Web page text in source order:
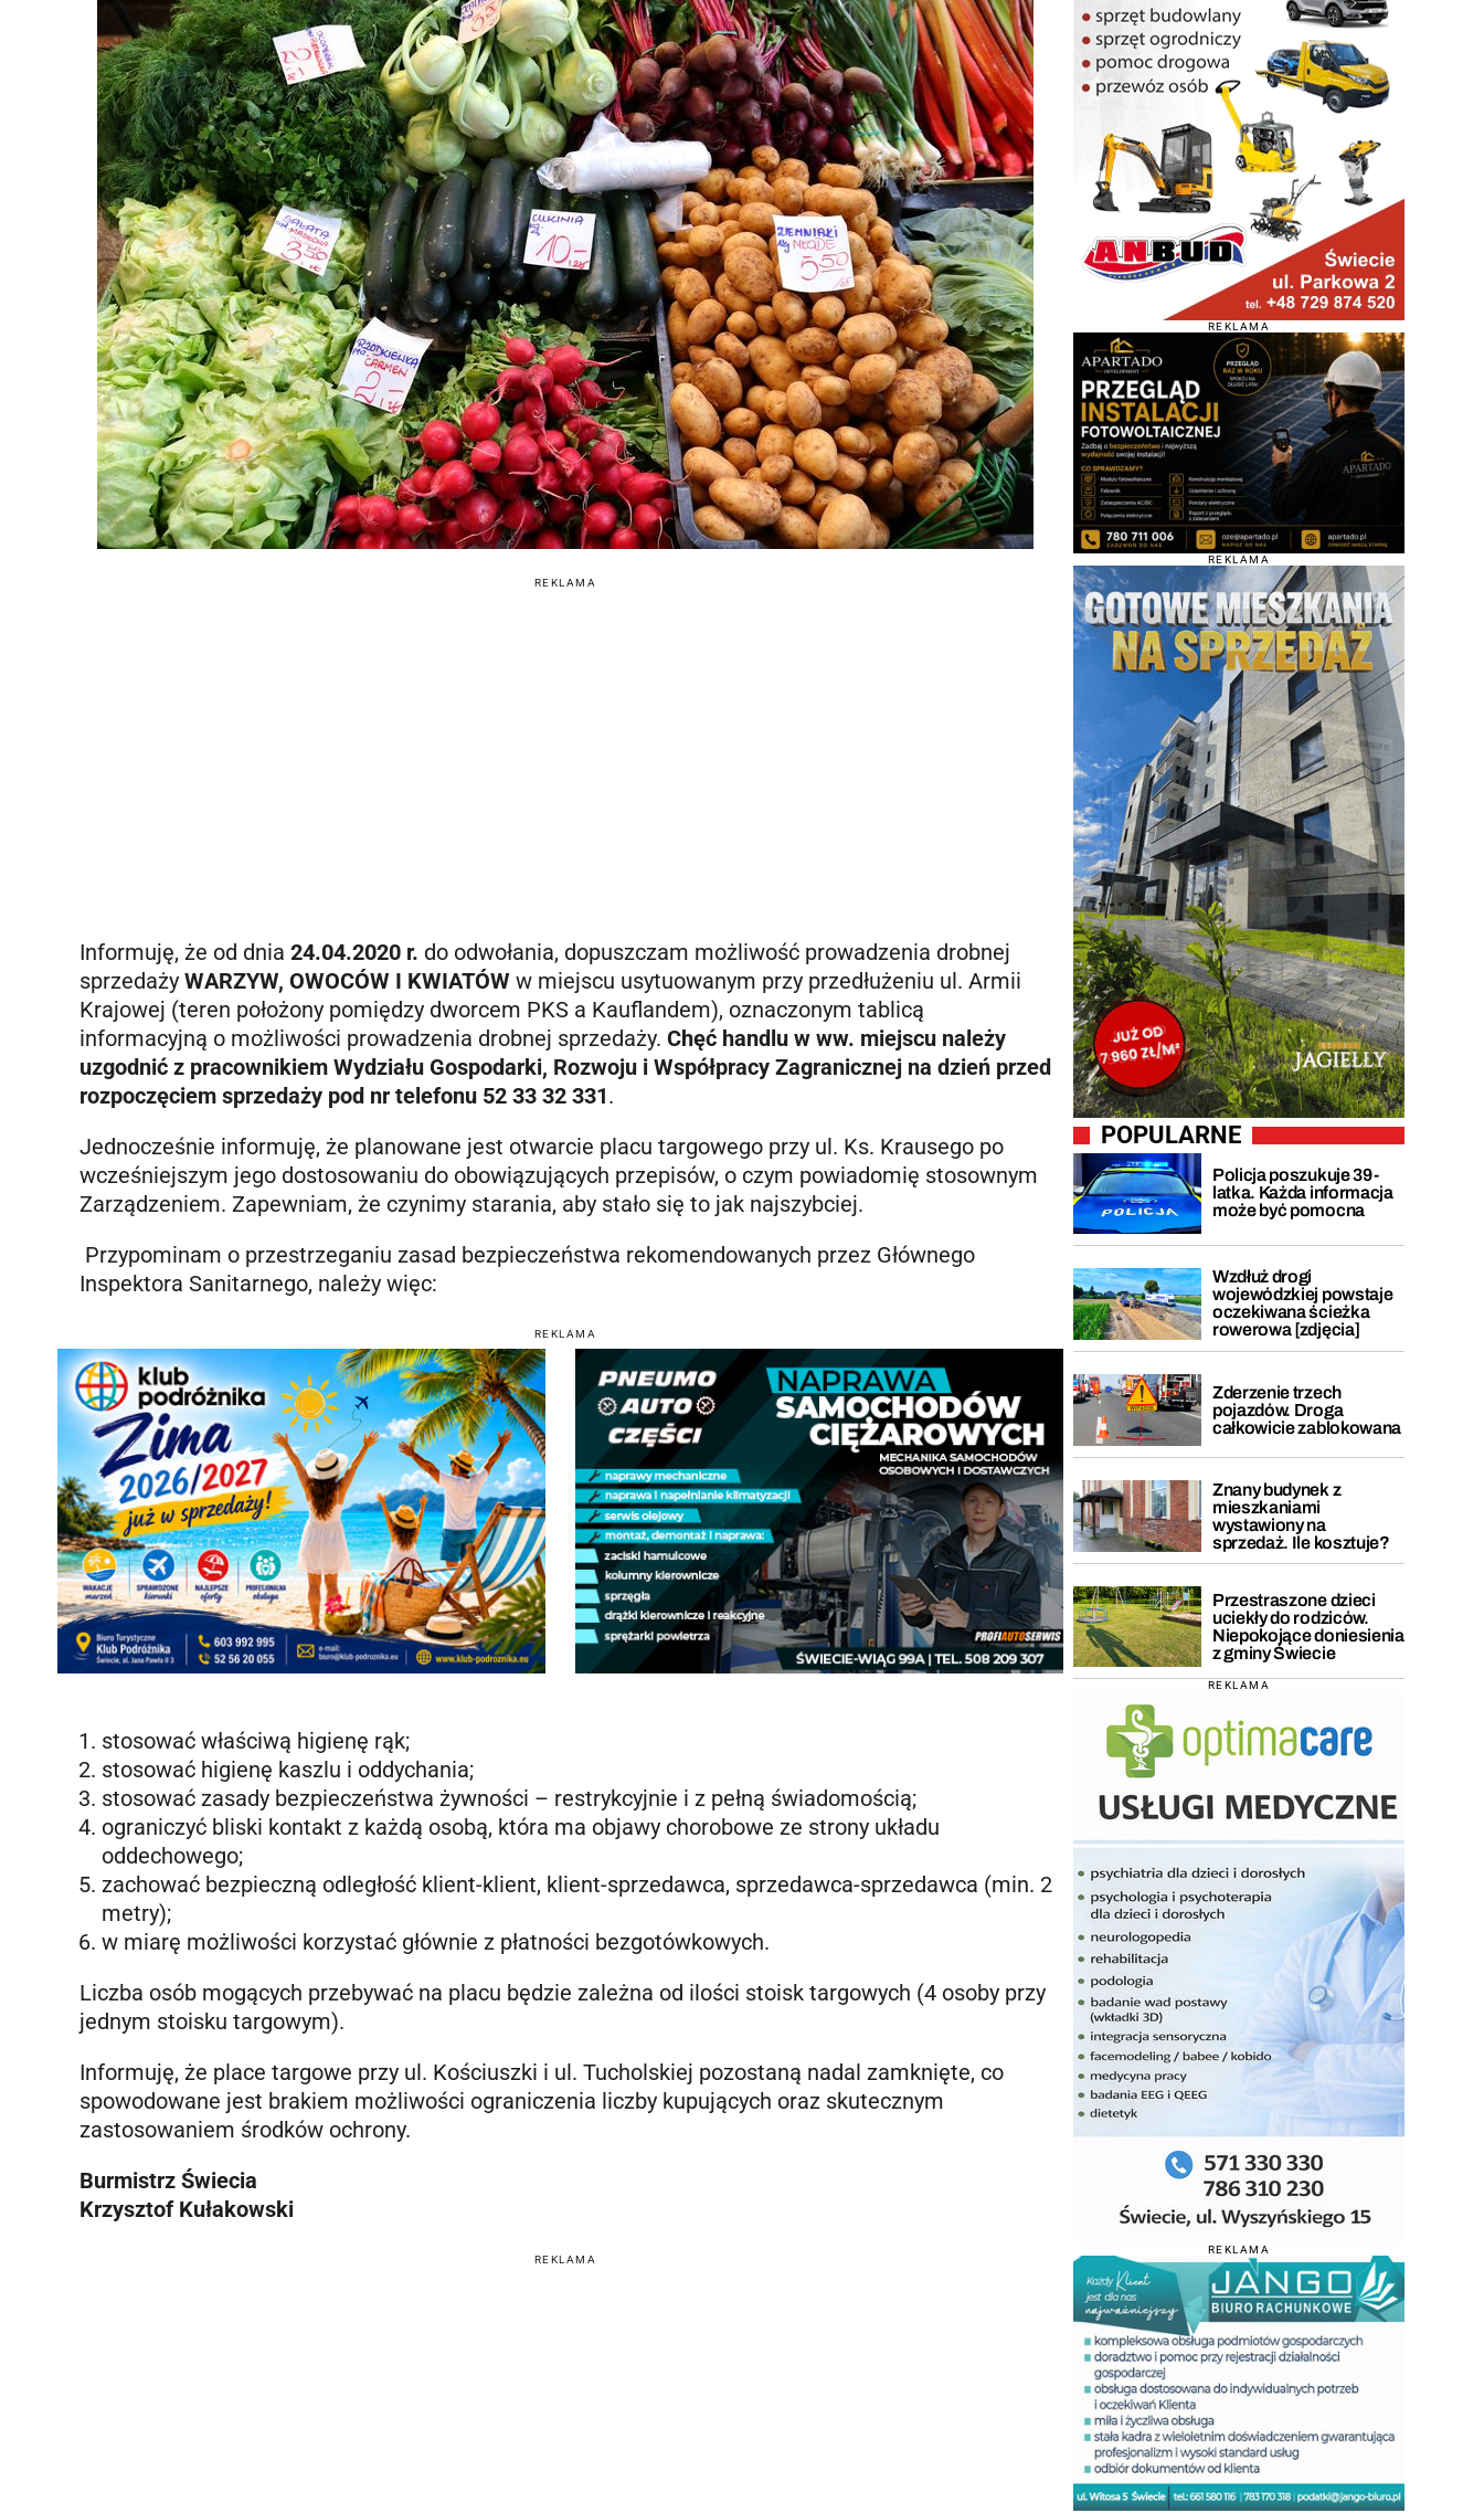
REKLAMA
Informuję, że od dnia 24.04.2020 r. do odwołania, dopuszczam możliwość prowadzenia drobnej
sprzedaży WARZYW, OWOCÓW I KWIATÓW w miejscu usytuowanym przy przedłużeniu ul. Armii
Krajowej (teren położony pomiędzy dworcem PKS a Kauflandem), oznaczonym tablicą
informacyjną o możliwości prowadzenia drobnej sprzedaży. Chęć handlu w ww. miejscu należy
uzgodnić z pracownikiem Wydziału Gospodarki, Rozwoju i Współpracy Zagranicznej na dzień przed
rozpoczęciem sprzedaży pod nr telefonu 52 33 32 331.
Jednocześnie informuję, że planowane jest otwarcie placu targowego przy ul. Ks. Krausego po
wcześniejszym jego dostosowaniu do obowiązujących przepisów, o czym powiadomię stosownym
Zarządzeniem. Zapewniam, że czynimy starania, aby stało się to jak najszybciej.
Przypominam o przestrzeganiu zasad bezpieczeństwa rekomendowanych przez Głównego
Inspektora Sanitarnego, należy więc:
REKLAMA
stosować właściwą higienę rąk;
stosować higienę kaszlu i oddychania;
stosować zasady bezpieczeństwa żywności – restrykcyjnie i z pełną świadomością;
ograniczyć bliski kontakt z każdą osobą, która ma objawy chorobowe ze strony układu
oddechowego;
zachować bezpieczną odległość klient-klient, klient-sprzedawca, sprzedawca-sprzedawca (min. 2
metry);
w miarę możliwości korzystać głównie z płatności bezgotówkowych.
Liczba osób mogących przebywać na placu będzie zależna od ilości stoisk targowych (4 osoby przy
jednym stoisku targowym).
Informuję, że place targowe przy ul. Kościuszki i ul. Tucholskiej pozostaną nadal zamknięte, co
spowodowane jest brakiem możliwości ograniczenia liczby kupujących oraz skutecznym
zastosowaniem środków ochrony.
Burmistrz Świecia
Krzysztof Kułakowski
REKLAMA
REKLAMA
REKLAMA
POPULARNE
Policja poszukuje 39-
latka. Każda informacja
może być pomocna
Wzdłuż drogi
wojewódzkiej powstaje
oczekiwana ścieżka
rowerowa [zdjęcia]
Zderzenie trzech
pojazdów. Droga
całkowicie zablokowana
Znany budynek z
mieszkaniami
wystawiony na
sprzedaż. Ile kosztuje?
Przestraszone dzieci
uciekły do rodziców.
Niepokojące doniesienia
z gminy Świecie
REKLAMA
REKLAMA